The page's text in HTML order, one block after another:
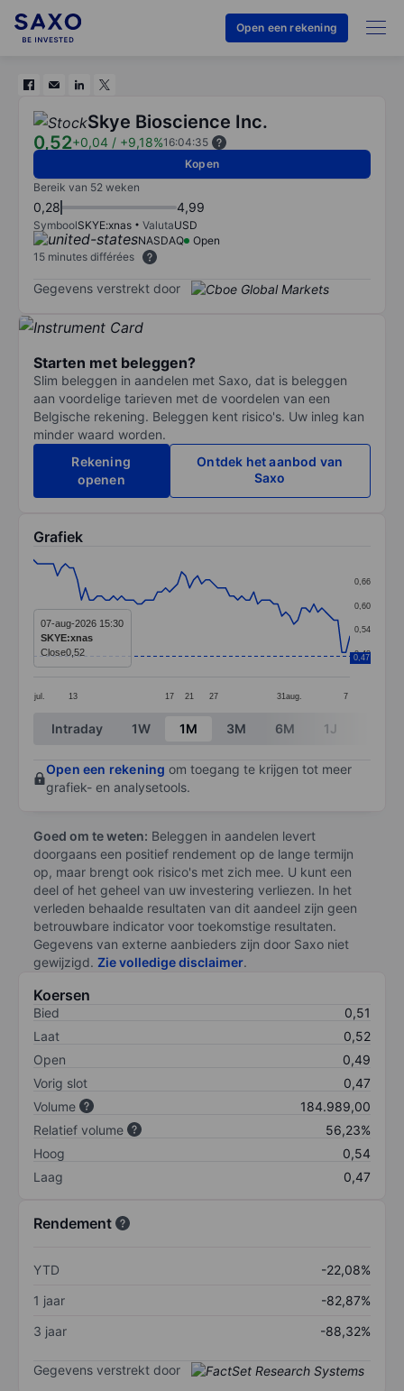
Open een rekening
Skye Bioscience Inc.
0,52+0,04 / +9,18%16:04:35
Kopen
Bereik van 52 weken
0,28 4,99
SymboolSKYE:xnas ValutaUSD
NASDAQ
Open
15 minutes différées
Gegevens verstrekt door
Starten met beleggen?
Slim beleggen in aandelen met Saxo, dat is beleggen
aan voordelige tarieven met de voordelen van een
Belgische rekening. Beleggen kent risico's. Uw inleg kan
minder waard worden.
Rekening
openen
Ontdek het aanbod van
Saxo
Grafiek
Line chart with 80 data points.
The chart has 1 X axis displaying categories.
The chart has 1 Y axis displaying values. Data
jul. 13 17 21 27 31aug. 7
0,48
0,54
0,60
0,66
0,47
07-aug-2026 15:30
SKYE:xnas
Close0,52
End of interactive chart.
Intraday 1W 1M 3M 6M 1J
Open een rekening om toegang te krijgen tot meer
grafiek- en analysetools.
Goed om te weten: Beleggen in aandelen levert
doorgaans een positief rendement op de lange termijn
op, maar brengt ook risico's met zich mee. U kunt een
deel of het geheel van uw investering verliezen. In het
verleden behaalde resultaten van dit aandeel zijn geen
betrouwbare indicator voor toekomstige resultaten.
Gegevens van externe aanbieders zijn door Saxo niet
gewijzigd. Zie volledige disclaimer.
Koersen
Bied
0,51
Laat
0,52
Open
0,49
Vorig slot
0,47
Volume
184.989,00
Relatief volume
56,23%
Hoog
0,54
Laag
0,47
Rendement
YTD
-22,08%
1 jaar
-82,87%
3 jaar
-88,32%
Gegevens verstrekt door